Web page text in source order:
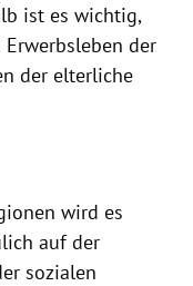
ist es wichtig,
der
der elterliche
wird es
auf der
sozialen